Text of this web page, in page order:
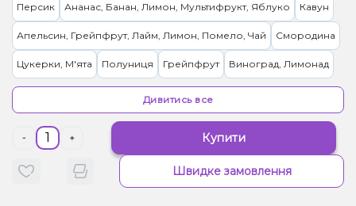
Персик Ананас, Банан, Лимон, Мультифрукт, Яблуко Кавун
Апельсин, Грейпфрут, Лайм, Лимон, Помело, Чай Смородина
Цукерки, М'ята Полуниця Грейпфрут Виноград, Лимонад
Лід/Холодок, Ягоди Кокос, Печиво Груша/Дюшес, Лимонад
М'ята, Цитруси Виноград, Лід/Холодок, Ягоди
Барбарис, Цукерки Ківі Гранат Лимонад
Дивитись все
- + Купити
Швидке замовлення